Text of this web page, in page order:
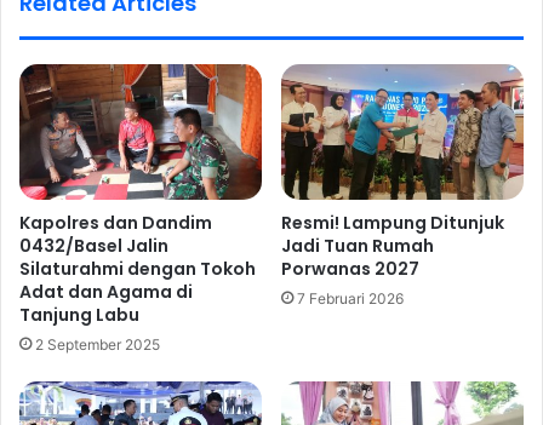
Kapolres dan Dandim
0432/Basel Jalin
Silaturahmi dengan Tokoh
Adat dan Agama di
Tanjung Labu
2 September 2025
Resmi! Lampung Ditunjuk
Jadi Tuan Rumah
Porwanas 2027
7 Februari 2026